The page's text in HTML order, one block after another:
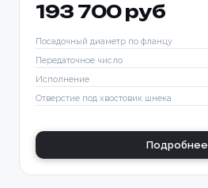
193 700 руб
Посадочный диаметр по фланцу
Передаточное число
Исполнение
Отверстие под хвостовик шнека
Подробнее